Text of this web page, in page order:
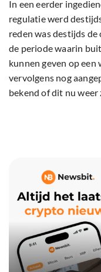
In een eerder
regulatie werd
reden was destijds
de periode waarin
kunnen geven op
vervolgens nog
bekend of dit nu